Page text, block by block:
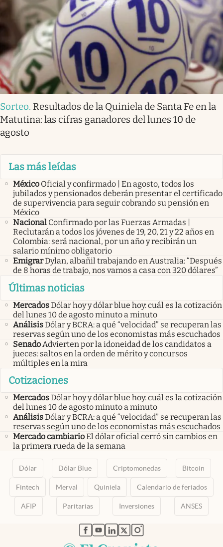
Sorteo. Resultados de la Quiniela de Santa Fe en la
Matutina: las cifras ganadores del lunes 10 de
agosto
Las más leídas
México Oficial y confirmado | En agosto, todos los
jubilados y pensionados deberán presentar el certificado
de supervivencia para seguir cobrando su pensión en
México
Nacional Confirmado por las Fuerzas Armadas |
Reclutarán a todos los jóvenes de 19, 20, 21 y 22 años en
Colombia: será nacional, por un año y recibirán un
salario mínimo obligatorio
EmigrarDylan, albañil trabajando en Australia: “Después
de 8 horas de trabajo, nos vamos a casa con 320 dólares”
Últimas noticias
MercadosDólar hoy y dólar blue hoy: cuál es la cotización
del lunes 10 de agosto minuto a minuto
AnálisisDólar y BCRA: a qué “velocidad” se recuperan las
reservas según uno de los economistas más escuchados
SenadoAdvierten por la idoneidad de los candidatos a
jueces: saltos en la orden de mérito y concursos
múltiples en la mira
Cotizaciones
MercadosDólar hoy y dólar blue hoy: cuál es la cotización
del lunes 10 de agosto minuto a minuto
AnálisisDólar y BCRA: a qué “velocidad” se recuperan las
reservas según uno de los economistas más escuchados
Mercado cambiarioEl dólar oficial cerró sin cambios en
la primera rueda de la semana
Dólar Dólar Blue Criptomonedas Bitcoin
Fintech Merval Quiniela Calendario de feriados
AFIP Paritarias Inversiones ANSES
abre en nueva pestaña
abre en nueva pestaña
abre en nueva pestaña
abre en nueva pestaña
abre en nueva pestaña